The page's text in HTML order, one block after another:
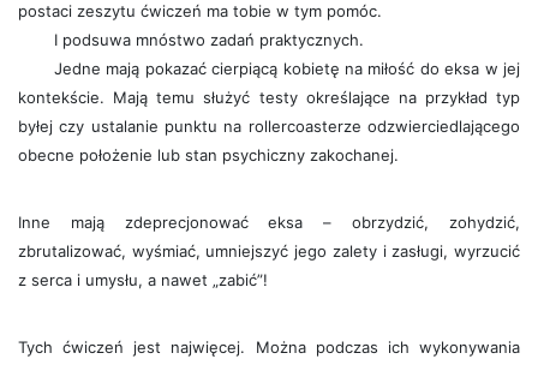
postaci zeszytu ćwiczeń ma tobie w tym pomóc.
I podsuwa mnóstwo zadań praktycznych.
Jedne mają pokazać cierpiącą kobietę na miłość do eksa w jej
kontekście. Mają temu służyć testy określające na przykład typ
byłej czy ustalanie punktu na rollercoasterze odzwierciedlającego
obecne położenie lub stan psychiczny zakochanej.
Inne mają zdeprecjonować eksa – obrzydzić, zohydzić,
zbrutalizować, wyśmiać, umniejszyć jego zalety i zasługi, wyrzucić
z serca i umysłu, a nawet „zabić”!
Tych ćwiczeń jest najwięcej. Można podczas ich wykonywania